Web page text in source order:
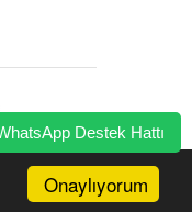
Onaylıyorum
Destek Hattı